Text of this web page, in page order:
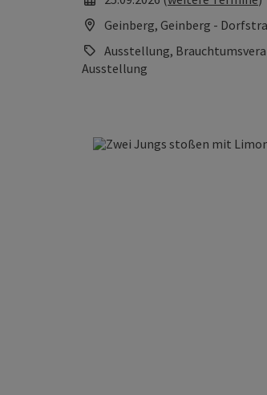
Geinberg, Geinberg -
Ausstellung,
Ausstellung